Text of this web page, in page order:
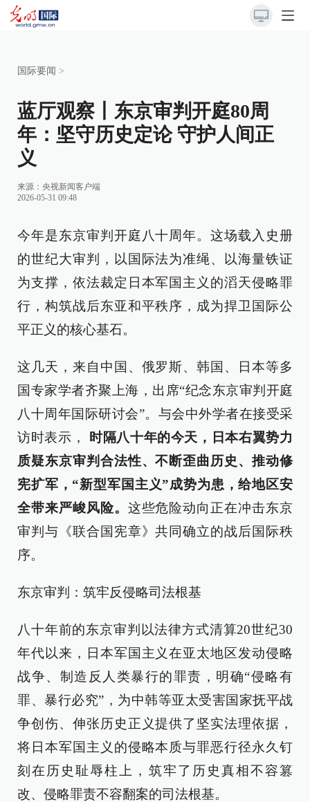
国际要闻 >
蓝厅观察丨东京审判开庭80周
年：坚守历史定论 守护人间正
义
来源：央视新闻客户端
2026-05-31 09:48
今年是东京审判开庭八十周年。这场载入史册
的世纪大审判，以国际法为准绳、以海量铁证
为支撑，依法裁定日本军国主义的滔天侵略罪
行，构筑战后东亚和平秩序，成为捍卫国际公
平正义的核心基石。
这几天，来自中国、俄罗斯、韩国、日本等多
国专家学者齐聚上海，出席“纪念东京审判开庭
八十周年国际研讨会”。与会中外学者在接受采
访时表示，
时隔八十年的今天，日本右翼势力
质疑东京审判合法性、不断歪曲历史、推动修
宪扩军，“新型军国主义”成势为患，给地区安
全带来严峻风险。 这些危险动向正在冲击东京
审判与《联合国宪章》共同确立的战后国际秩
序。
东京审判：筑牢反侵略司法根基
八十年前的东京审判以法律方式清算20世纪30
年代以来，日本军国主义在亚太地区发动侵略
战争、制造反人类暴行的罪责，明确“侵略有
罪、暴行必究”，为中韩等亚太受害国家抚平战
争创伤、伸张历史正义提供了坚实法理依据，
将日本军国主义的侵略本质与罪恶行径永久钉
刻在历史耻辱柱上，筑牢了历史真相不容篡
改、侵略罪责不容翻案的司法根基。